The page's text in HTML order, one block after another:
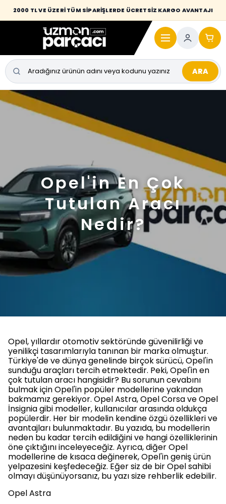
2000 TL VE ÜZERİ TÜM SİPARİŞLERDE ÜCRETSİZ KARGO AVANTAJI
ARA
Opel'in En Çok
Tutulan Aracı
Nedir?
Opel, yıllardır otomotiv sektöründe güvenilirliği ve
yenilikçi tasarımlarıyla tanınan bir marka olmuştur.
Türkiye'de ve dünya genelinde birçok sürücü, Opel'in
sunduğu araçları tercih etmektedir. Peki, Opel'in en
çok tutulan aracı hangisidir? Bu sorunun cevabını
bulmak için Opel'in popüler modellerine yakından
bakmamız gerekiyor. Opel Astra, Opel Corsa ve Opel
İnsignia gibi modeller, kullanıcılar arasında oldukça
popülerdir. Her bir modelin kendine özgü özellikleri ve
avantajları bulunmaktadır. Bu yazıda, bu modellerin
neden bu kadar tercih edildiğini ve hangi özelliklerinin
öne çıktığını inceleyeceğiz. Ayrıca, diğer Opel
modellerine de kısaca değinerek, Opel'in geniş ürün
yelpazesini keşfedeceğiz. Eğer siz de bir Opel sahibi
olmayı düşünüyorsanız, bu yazı size rehberlik edebilir.
Opel Astra